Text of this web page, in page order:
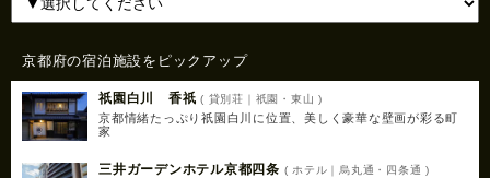
京都府の宿泊施設をピックアップ
祇園白川 香祇 ( 貸別荘｜祇園・東山 )
京都情緒たっぷり祇園白川に位置、美しく豪華な壁画が彩る町
家
三井ガーデンホテル京都四条 ( ホテル｜烏丸通・四条通 )